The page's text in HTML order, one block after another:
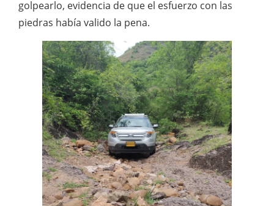
golpearlo, evidencia de que el esfuerzo con las
piedras había valido la pena.